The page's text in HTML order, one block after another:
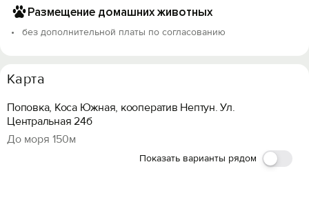
Размещение домашних животных
без дополнительной платы по согласованию
Карта
Поповка, Коса Южная, кооператив Нептун. Ул.
Центральная 24б
До моря 150м
Показать варианты рядом